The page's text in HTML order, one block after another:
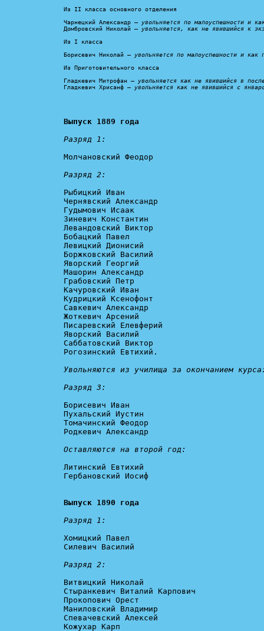
Из II класса основного отделения
Чарнецкий Александр – увольняется по малоуспешности и
Домбровский Николай – увольняется, как не явившийся к
Из I класса
Борисевич Николай – увольняется по малоуспешности и
Из Приготовительного класса
Гладкевич Митрофан – увольняется как не явившийся в
Гладкевич Хрисанф – увольняется как не явившийся с
Выпуск 1889 года
Разряд 1:
Молчановский Феодор
Разряд 2:
Рыбицкий Иван
Чернявский Александр
Гудымович Исаак
Зиневич Константин
Левандовский Виктор
Бобацкий Павел
Левицкий Дионисий
Боржковский Василий
Яворский Георгий
Машорин Александр
Грабовский Петр
Качуровский Иван
Кудрицкий Ксенофонт
Савкевич Александр
Жоткевич Арсений
Писаревский Елевферий
Яворский Василий
Саббатовский Виктор
Рогозинский Евтихий.
Увольняются из училища за окончанием
Разряд 3:
Борисевич Иван
Пухальский Иустин
Томачинский Феодор
Родкевич Александр
Оставляются на второй год:
Литинский Евтихий
Гербановский Иосиф
Выпуск 1890 года
Разряд 1:
Хомицкий Павел
Силевич Василий
Разряд 2:
Витвицкий Николай
Стыранкевич Виталий Карпович
Прокопович Орест
Маниловский Владимир
Спевачевский Алексей
Кожухар Карп